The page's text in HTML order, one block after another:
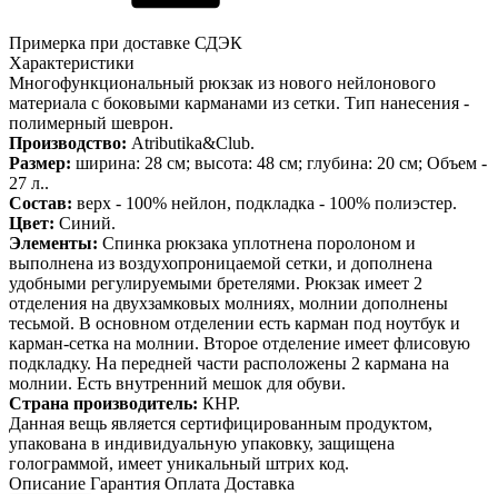
Примерка при доставке СДЭК
Характеристики
Многофункциональный рюкзак из нового нейлонового
материала с боковыми карманами из сетки. Тип нанесения -
полимерный шеврон.
Производство: Atributika&Club.
Размер: ширина: 28 см; высота: 48 см; глубина: 20 см; Объем -
27 л..
Состав: верх - 100% нейлон, подкладка - 100% полиэстер.
Цвет: Синий.
Элементы: Спинка рюкзака уплотнена поролоном и
выполнена из воздухопроницаемой сетки, и дополнена
удобными регулируемыми бретелями. Рюкзак имеет 2
отделения на двухзамковых молниях, молнии дополнены
тесьмой. В основном отделении есть карман под ноутбук и
карман-сетка на молнии. Второе отделение имеет флисовую
подкладку. На передней части расположены 2 кармана на
молнии. Есть внутренний мешок для обуви.
Страна производитель: КНР.
Данная вещь является сертифицированным продуктом,
упакована в индивидуальную упаковку, защищена
голограммой, имеет уникальный штрих код.
Описание Гарантия Оплата Доставка